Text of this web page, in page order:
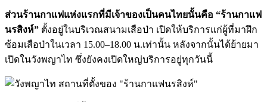
ส่วนร้านกาแฟแห่งแรกที่มีเจ้าของเป็นคนไทยนั้นคือ “ร้านกาแฟ
นรสิงห์” ตั้งอยู่ในบริเวณสนามเสือป่า เปิดให้บริการแก่ผู้ที่มาฝึก
ซ้อมเสือป่าในเวลา 15.00–18.00 น.เท่านั้น หลังจากนั้นได้ย้ายมา
เปิดในวังพญาไท ซึ่งยังคงเปิดใหญ่บริการอยู่ทุกวันนี้